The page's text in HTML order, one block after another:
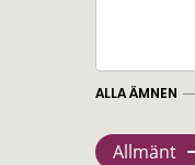
ALLA ÄMNEN
Allmänt